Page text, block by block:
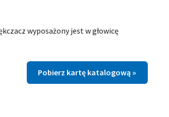
wyposażony jest w głowicę
Pobierz kartę katalogową »